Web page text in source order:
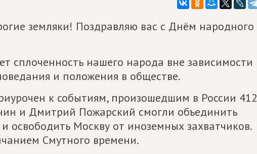
земляки! Поздравляю вас с Днём народного
сплоченность нашего народа вне зависимости
и положения в обществе.
к событиям, произошедшим в России 412
и Дмитрий Пожарский смогли объединить
освободить Москву от иноземных захватчиков.
Смутного времени.